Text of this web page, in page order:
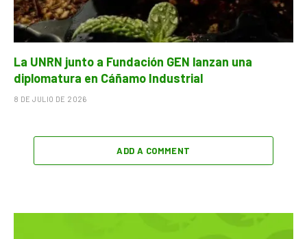
La UNRN junto a Fundación GEN lanzan una
diplomatura en Cáñamo Industrial
8 DE JULIO DE 2026
ADD A COMMENT